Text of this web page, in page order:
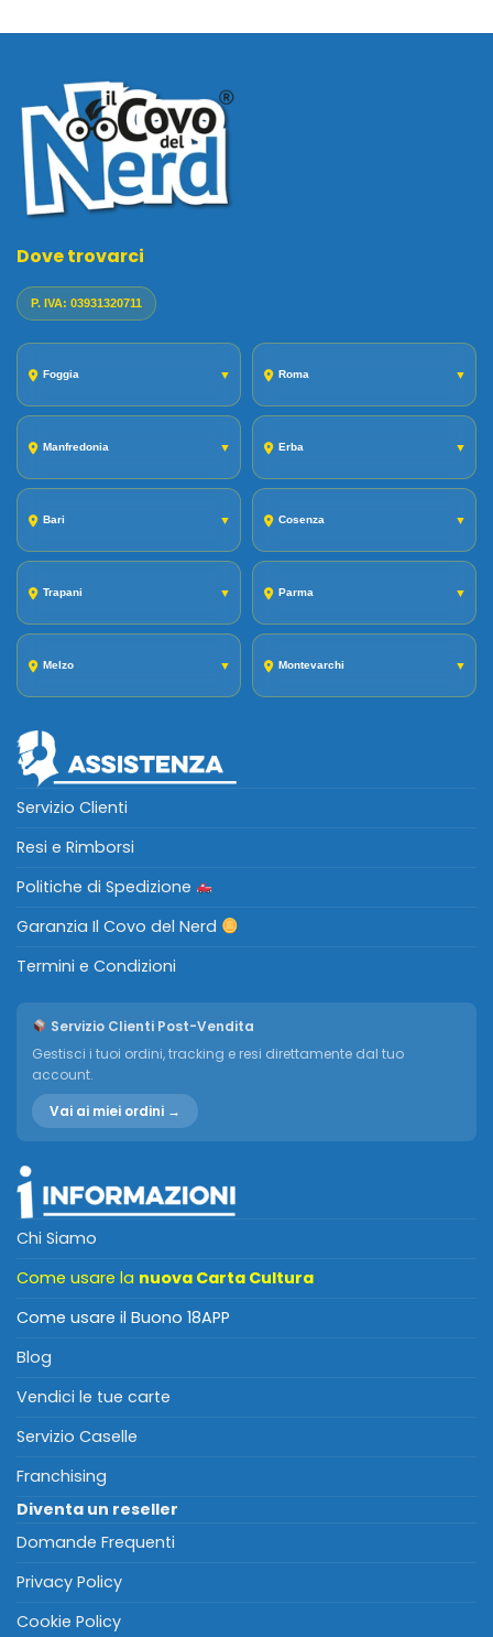
Dove trovarci
P. IVA: 03931320711
Foggia ▼ Roma ▼
Manfredonia ▼ Erba ▼
Bari ▼ Cosenza ▼
Trapani ▼ Parma ▼
Melzo ▼ Montevarchi ▼
Servizio Clienti
Resi e Rimborsi
Politiche di Spedizione
Garanzia Il Covo del Nerd
Termini e Condizioni
Servizio Clienti Post-Vendita
Gestisci i tuoi ordini, tracking e resi direttamente dal tuo
account.
Vai ai miei ordini →
Chi Siamo
Come usare la nuova Carta Cultura
Come usare il Buono 18APP
Blog
Vendici le tue carte
Servizio Caselle
Franchising
Diventa un reseller
Domande Frequenti
Privacy Policy
Cookie Policy